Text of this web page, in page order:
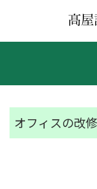
オフィスの改修